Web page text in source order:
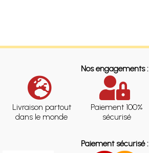
Nos engagements :
Livraison partout
dans le monde
Paiement 100%
sécurisé
Paiement sécurisé :